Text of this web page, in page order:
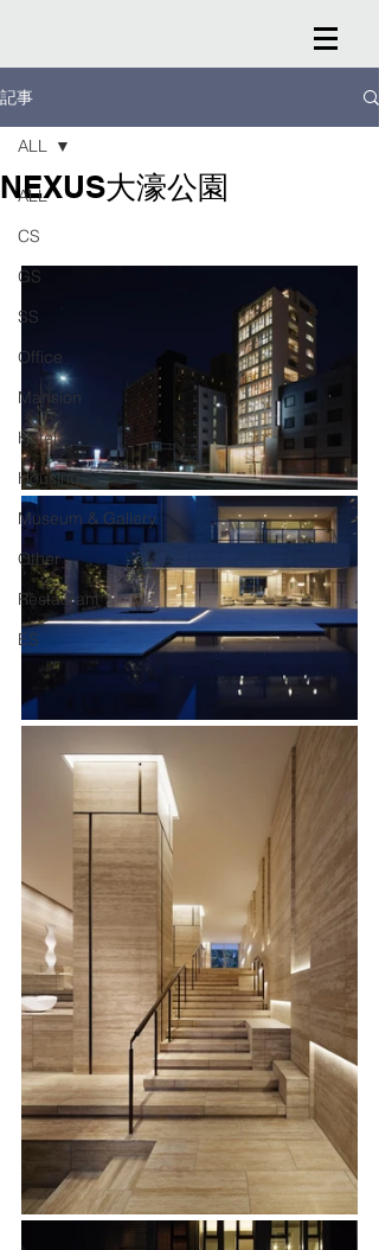
記事
ALL
CS
GS
SS
Office
Mansion
Hotel
Housing
Museum & Gallery
Other
Restaurant
ES
ALL
NEXUS大濠公園